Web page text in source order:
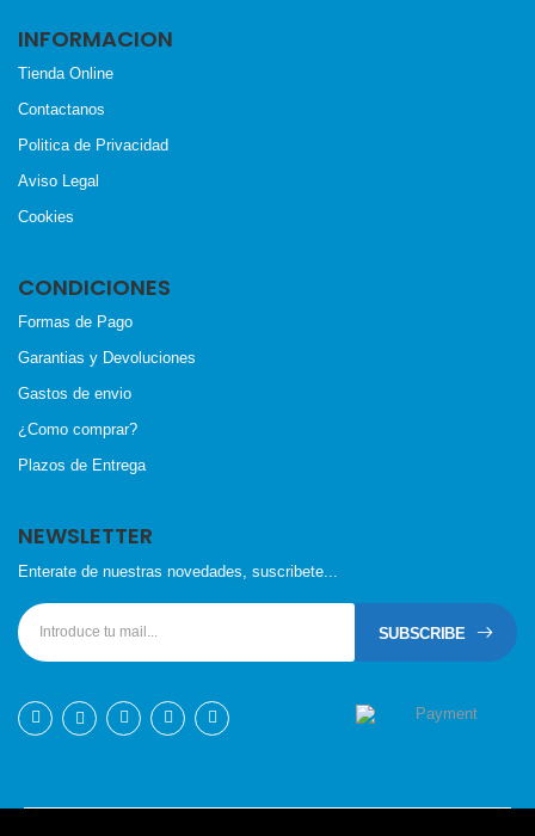
INFORMACION
Tienda Online
Contactanos
Politica de Privacidad
Aviso Legal
Cookies
CONDICIONES
Formas de Pago
Garantias y Devoluciones
Gastos de envio
¿Como comprar?
Plazos de Entrega
NEWSLETTER
Enterate de nuestras novedades, suscribete...
SUBSCRIBE